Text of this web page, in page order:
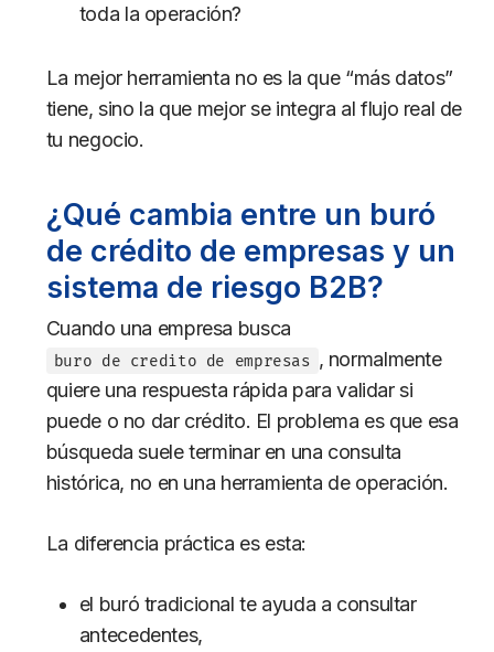
toda la operación?
La mejor herramienta no es la que “más datos”
tiene, sino la que mejor se integra al flujo real de
tu negocio.
¿Qué cambia entre un buró
de crédito de empresas y un
sistema de riesgo B2B?
Cuando una empresa busca
buro de credito de empresas , normalmente
quiere una respuesta rápida para validar si
puede o no dar crédito. El problema es que esa
búsqueda suele terminar en una consulta
histórica, no en una herramienta de operación.
La diferencia práctica es esta:
el buró tradicional te ayuda a consultar
antecedentes,